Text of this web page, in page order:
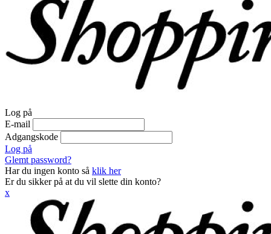
Log på
E-mail
Adgangskode
Log på
Glemt password?
Har du ingen konto så klik her
Er du sikker på at du vil slette din konto?
x